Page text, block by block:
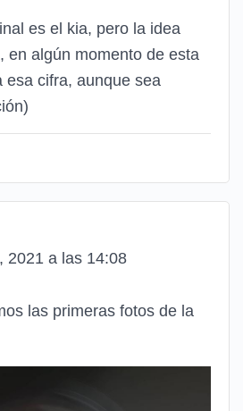
es el kia, pero la idea
en algún momento de esta
esa cifra, aunque sea
2021 a las 14:08
las primeras fotos de la